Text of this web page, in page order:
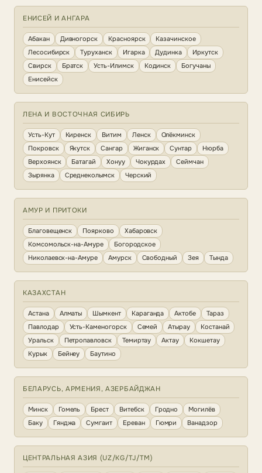
ЕНИСЕЙ И АНГАРА
Абакан Дивногорск Красноярск
Казачинское
Лесосибирск
Туруханск Игарка Дудинка
Иркутск
Свирск
Братск Усть-Илимск Кодинск
Богучаны
Енисейск
ЛЕНА И ВОСТОЧНАЯ СИБИРЬ
Усть-Кут Киренск Витим Ленск
Олёкминск
Покровск
Якутск Сангар Жиганск Сунтар
Нюрба
Верхоянск
Батагай Хонуу Чокурдах
Сеймчан
Зырянка
Среднеколымск Черский
АМУР И ПРИТОКИ
Благовещенск Поярково
Хабаровск
Комсомольск-на-Амуре
Богородское
Николаевск-на-Амуре
Амурск Свободный Зея Тында
КАЗАХСТАН
Астана Алматы Шымкент Караганда Актобе
Тараз
Павлодар
Усть-Каменогорск Семей Атырау
Костанай
Уральск
Петропавловск Темиртау Актау
Кокшетау
Курык
Бейнеу Баутино
БЕЛАРУСЬ, АРМЕНИЯ, АЗЕРБАЙДЖАН
Минск Гомель Брест Витебск Гродно
Могилёв
Баку
Гянджа Сумгаит Ереван Гюмри Ванадзор
ЦЕНТРАЛЬНАЯ АЗИЯ (UZ/KG/TJ/TM)